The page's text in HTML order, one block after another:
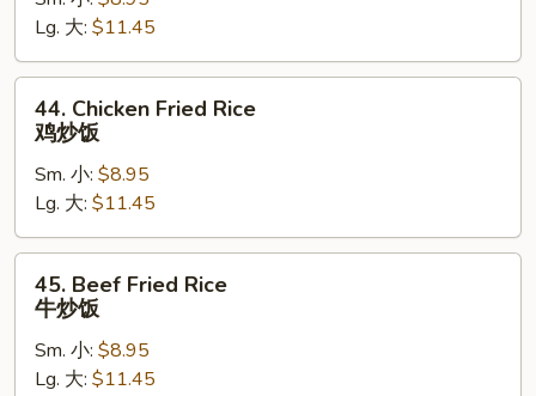
Rice
叉
烧
Lg. 大: $11.45
Chicken
Fried
Rice
炒
饭
44. Chicken Fried Rice
鸡炒饭
Sm. 小: $8.95
Lg. 大: $11.45
Beef
Fried
Rice
45. Beef Fried Rice
牛炒饭
Sm. 小: $8.95
Lg. 大: $11.45